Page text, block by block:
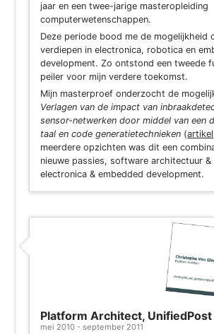
jaar en een twee-jarige masteropleiding
computerwetenschappen.
Deze periode bood me de mogelijkheid
verdiepen in electronica, robotica en
development. Zo ontstond een tweede
peiler voor mijn verdere toekomst.
Mijn masterproef onderzocht de
Verlagen van de impact van
sensor-netwerken door middel van een
taal en code generatietechnieken (artikel
meerdere opzichten was dit een
nieuwe passies, software architectuur &
electronica & embedded development.
Platform Architect, UnifiedPost
mei 2010 - september 2011